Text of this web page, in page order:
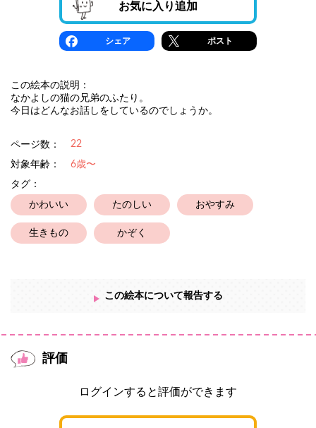
お気に入り追加
シェア ポスト
この絵本の説明：
なかよしの猫の兄弟のふたり。
今日はどんなお話しをしているのでしょうか。
ページ数： 22
対象年齢：
6歳〜
タグ：
かわいい たのしい おやすみ
生きもの かぞく
この絵本について報告する
評価
ログインすると評価ができます